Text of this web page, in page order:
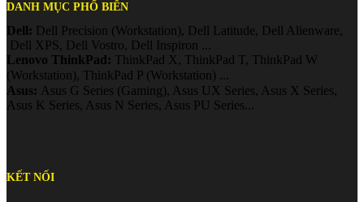
DANH MỤC PHỔ BIẾN
Dell: Dell Precision (Workstation), Dell Latitude, Dell Alienware,
Dell XPS, Dell Vostro, Dell Inspiron ...
Lenovo ThinkPad: ThinkPad X, ThinkPad T, ThinkPad W
(Workstation), ThinkPad P (Workstation)
Asus: Asus G Series (Gaming), Asus UX Series, Asus X Series,
Asus K Series, Asus N Series, Asus PU Series...
KẾT NỐI